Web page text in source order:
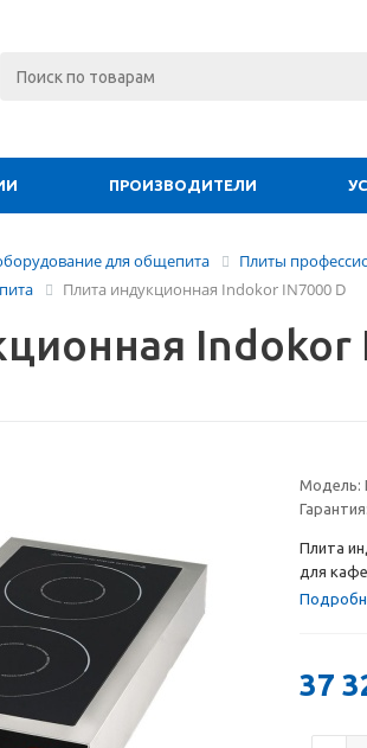
ПРОИЗВОДИТЕЛИ
для общепита
Плиты
Плита индукционная Indokor IN7000 D
Indokor
Модель:
Гарантия:
Плита
для
37